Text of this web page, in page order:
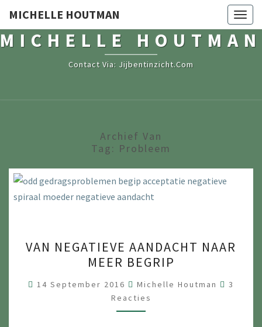
MICHELLE HOUTMAN
MICHELLE HOUTMAN
Contact Via: Jijbentinzicht.com
Archief Van
Tag: Probleem
A
N
N
E
G
VAN NEGATIEVE AANDACHT NAAR
MEER BEGRIP
14 September 2016 Michelle Houtman
R
3
Reacties